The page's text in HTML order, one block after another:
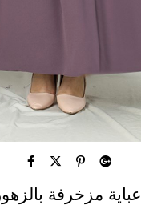
عباية مزخرفة